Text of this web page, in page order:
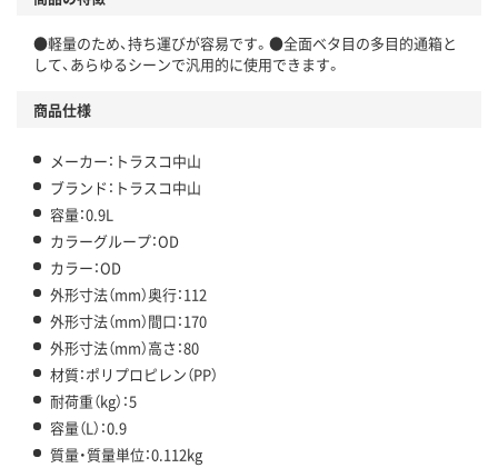
●軽量のため、持ち運びが容易です。●全面ベタ目の多目的通箱と
して、あらゆるシーンで汎用的に使用できます。
商品仕様
メーカー：トラスコ中山
ブランド：トラスコ中山
容量：0.9L
カラーグループ：OD
カラー：OD
外形寸法（mm）奥行：112
外形寸法（mm）間口：170
外形寸法（mm）高さ：80
材質：ポリプロピレン（PP）
耐荷重（kg）：5
容量（L）：0.9
質量・質量単位：0.112kg